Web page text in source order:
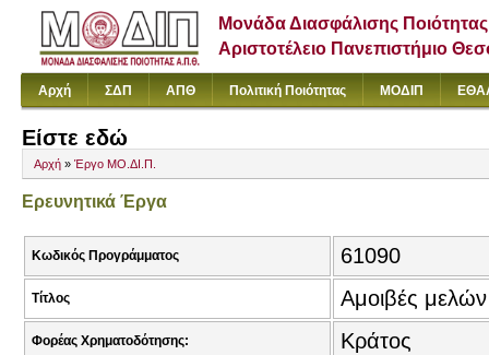
Μονάδα Διασφάλισης Ποιότητας
Αριστοτέλειο Πανεπιστήμιο
Αρχή ΣΔΠ ΑΠΘ Πολιτική Ποιότητας ΜΟΔΙΠ
Είστε εδώ
Αρχή » Έργο ΜΟ.ΔΙ.Π.
Ερευνητικά Έργα
Κωδικός Προγράμματος 61090
Τίτλος Αμοιβές
Φορέας Χρηματοδότησης: Κράτος